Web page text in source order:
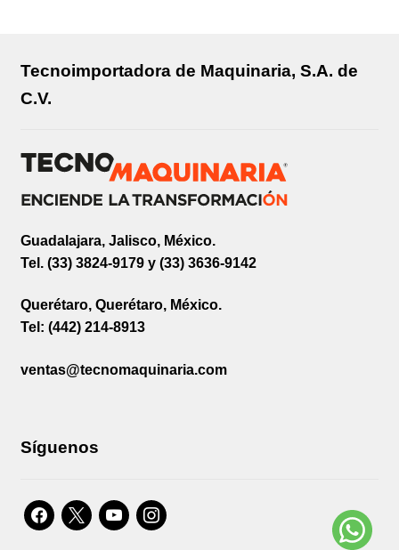
Tecnoimportadora de Maquinaria, S.A. de
C.V.
Guadalajara, Jalisco, México.
Tel. (33) 3824-9179 y (33) 3636-9142
Querétaro, Querétaro, México.
Tel: (442) 214-8913
ventas@tecnomaquinaria.com
Síguenos
facebook
x youtubeinstagram